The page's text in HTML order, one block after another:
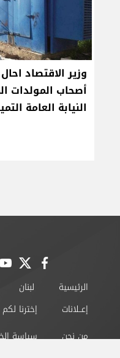
وزير الاقتصاد
أصحاب المولدات
النيابة العامة
facebook
twitter
الرئيسية لبنان
إعــلانات
إخترنا لكم
من نحن
سياسة